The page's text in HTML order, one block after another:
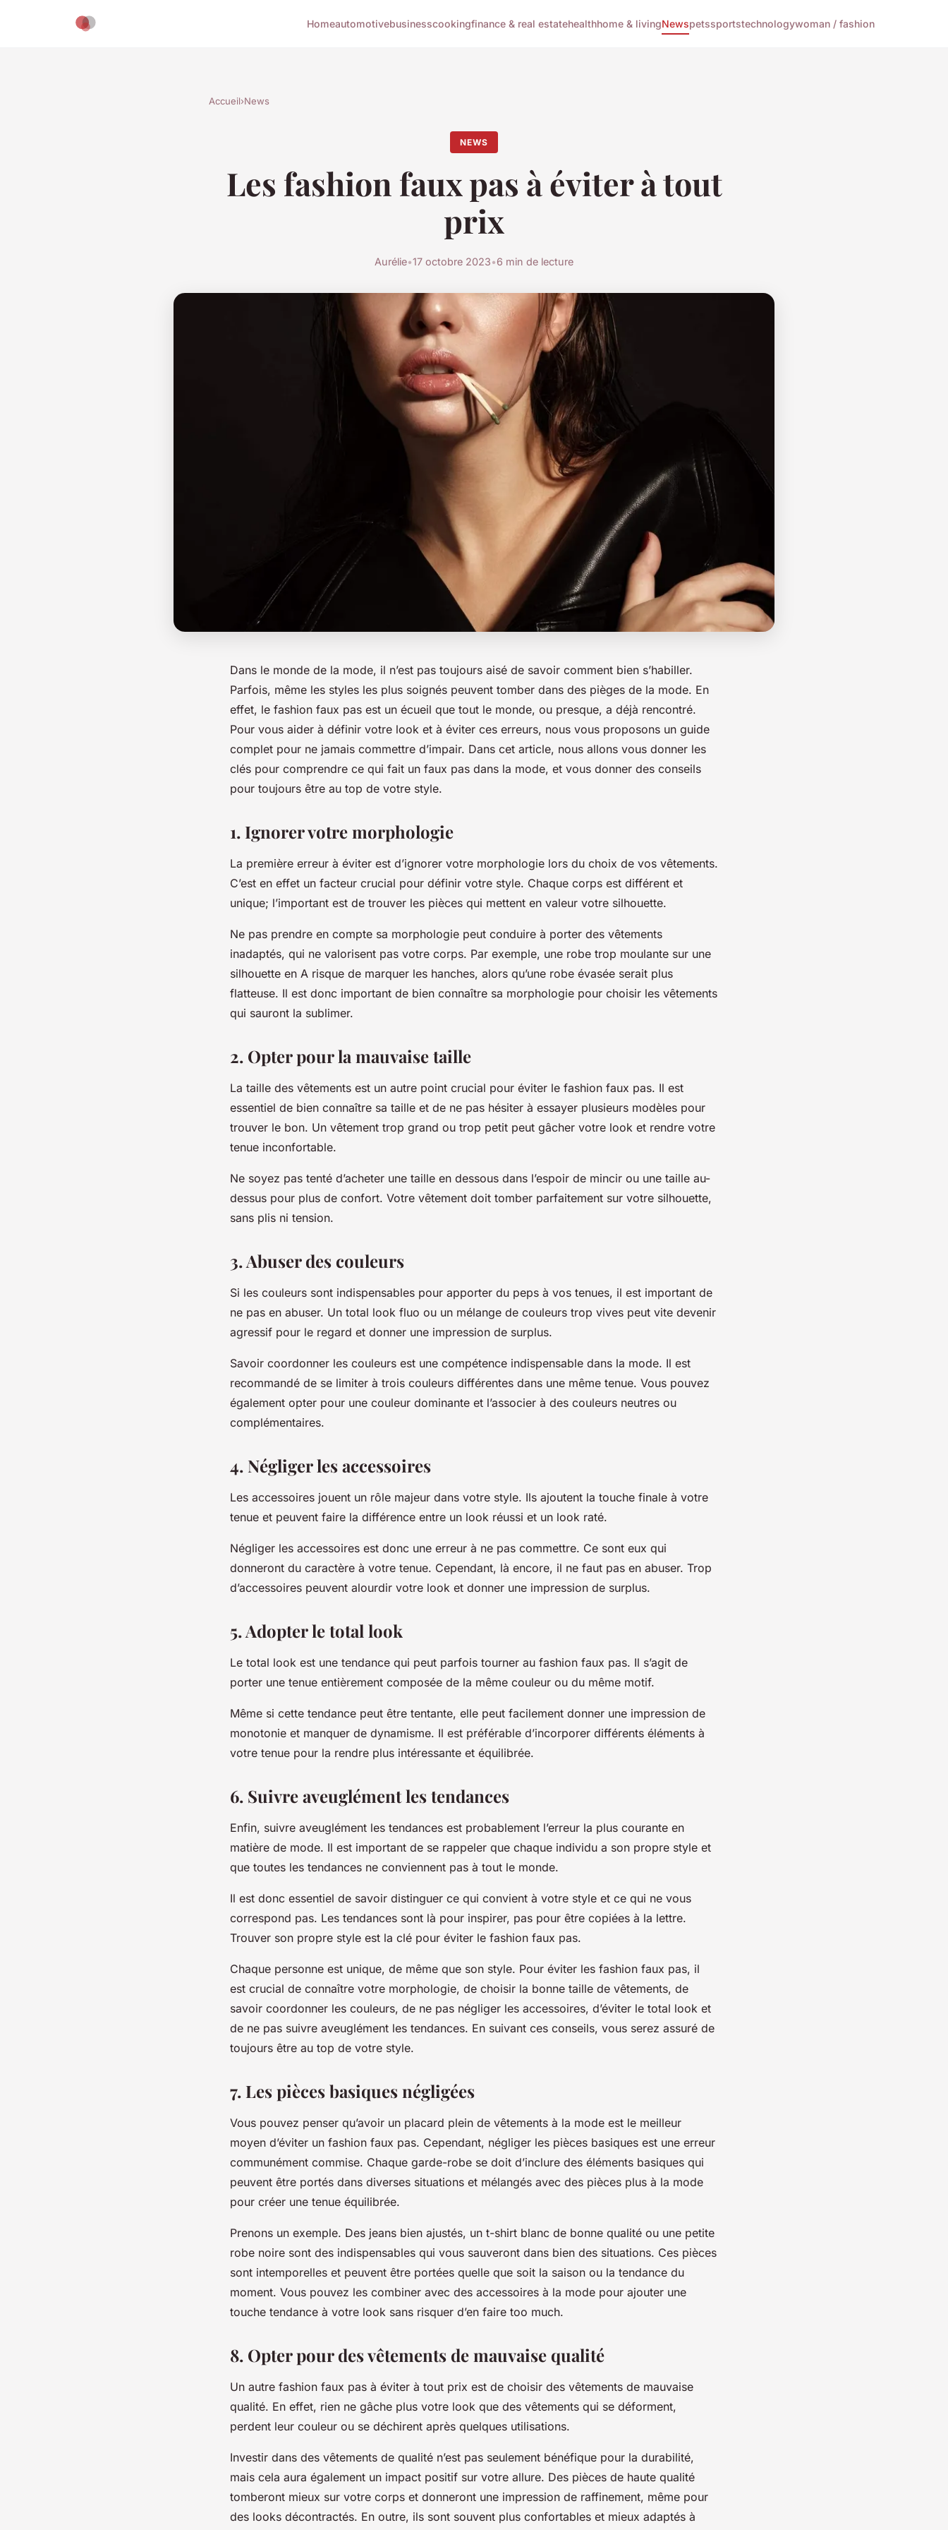
Homeautomotivebusinesscookingfinance & real estatehealthhome & livingNewspetssportstechnologywoman / fashion
Accueil›News
NEWS
Les fashion faux pas à éviter à tout
prix
Aurélie•17 octobre 2023•6 min de lecture
Dans le monde de la mode, il n’est pas toujours aisé de savoir comment bien s’habiller.
Parfois, même les styles les plus soignés peuvent tomber dans des pièges de la mode. En
effet, le fashion faux pas est un écueil que tout le monde, ou presque, a déjà rencontré.
Pour vous aider à définir votre look et à éviter ces erreurs, nous vous proposons un guide
complet pour ne jamais commettre d’impair. Dans cet article, nous allons vous donner les
clés pour comprendre ce qui fait un faux pas dans la mode, et vous donner des conseils
pour toujours être au top de votre style.
1. Ignorer votre morphologie
La première erreur à éviter est d’ignorer votre morphologie lors du choix de vos vêtements.
C’est en effet un facteur crucial pour définir votre style. Chaque corps est différent et
unique; l’important est de trouver les pièces qui mettent en valeur votre silhouette.
Ne pas prendre en compte sa morphologie peut conduire à porter des vêtements
inadaptés, qui ne valorisent pas votre corps. Par exemple, une robe trop moulante sur une
silhouette en A risque de marquer les hanches, alors qu’une robe évasée serait plus
flatteuse. Il est donc important de bien connaître sa morphologie pour choisir les vêtements
qui sauront la sublimer.
2. Opter pour la mauvaise taille
La taille des vêtements est un autre point crucial pour éviter le fashion faux pas. Il est
essentiel de bien connaître sa taille et de ne pas hésiter à essayer plusieurs modèles pour
trouver le bon. Un vêtement trop grand ou trop petit peut gâcher votre look et rendre votre
tenue inconfortable.
Ne soyez pas tenté d’acheter une taille en dessous dans l’espoir de mincir ou une taille au-
dessus pour plus de confort. Votre vêtement doit tomber parfaitement sur votre silhouette,
sans plis ni tension.
3. Abuser des couleurs
Si les couleurs sont indispensables pour apporter du peps à vos tenues, il est important de
ne pas en abuser. Un total look fluo ou un mélange de couleurs trop vives peut vite devenir
agressif pour le regard et donner une impression de surplus.
Savoir coordonner les couleurs est une compétence indispensable dans la mode. Il est
recommandé de se limiter à trois couleurs différentes dans une même tenue. Vous pouvez
également opter pour une couleur dominante et l’associer à des couleurs neutres ou
complémentaires.
4. Négliger les accessoires
Les accessoires jouent un rôle majeur dans votre style. Ils ajoutent la touche finale à votre
tenue et peuvent faire la différence entre un look réussi et un look raté.
Négliger les accessoires est donc une erreur à ne pas commettre. Ce sont eux qui
donneront du caractère à votre tenue. Cependant, là encore, il ne faut pas en abuser. Trop
d’accessoires peuvent alourdir votre look et donner une impression de surplus.
5. Adopter le total look
Le total look est une tendance qui peut parfois tourner au fashion faux pas. Il s’agit de
porter une tenue entièrement composée de la même couleur ou du même motif.
Même si cette tendance peut être tentante, elle peut facilement donner une impression de
monotonie et manquer de dynamisme. Il est préférable d’incorporer différents éléments à
votre tenue pour la rendre plus intéressante et équilibrée.
6. Suivre aveuglément les tendances
Enfin, suivre aveuglément les tendances est probablement l’erreur la plus courante en
matière de mode. Il est important de se rappeler que chaque individu a son propre style et
que toutes les tendances ne conviennent pas à tout le monde.
Il est donc essentiel de savoir distinguer ce qui convient à votre style et ce qui ne vous
correspond pas. Les tendances sont là pour inspirer, pas pour être copiées à la lettre.
Trouver son propre style est la clé pour éviter le fashion faux pas.
Chaque personne est unique, de même que son style. Pour éviter les fashion faux pas, il
est crucial de connaître votre morphologie, de choisir la bonne taille de vêtements, de
savoir coordonner les couleurs, de ne pas négliger les accessoires, d’éviter le total look et
de ne pas suivre aveuglément les tendances. En suivant ces conseils, vous serez assuré de
toujours être au top de votre style.
7. Les pièces basiques négligées
Vous pouvez penser qu’avoir un placard plein de vêtements à la mode est le meilleur
moyen d’éviter un fashion faux pas. Cependant, négliger les pièces basiques est une erreur
communément commise. Chaque garde-robe se doit d’inclure des éléments basiques qui
peuvent être portés dans diverses situations et mélangés avec des pièces plus à la mode
pour créer une tenue équilibrée.
Prenons un exemple. Des jeans bien ajustés, un t-shirt blanc de bonne qualité ou une petite
robe noire sont des indispensables qui vous sauveront dans bien des situations. Ces pièces
sont intemporelles et peuvent être portées quelle que soit la saison ou la tendance du
moment. Vous pouvez les combiner avec des accessoires à la mode pour ajouter une
touche tendance à votre look sans risquer d’en faire too much.
8. Opter pour des vêtements de mauvaise qualité
Un autre fashion faux pas à éviter à tout prix est de choisir des vêtements de mauvaise
qualité. En effet, rien ne gâche plus votre look que des vêtements qui se déforment,
perdent leur couleur ou se déchirent après quelques utilisations.
Investir dans des vêtements de qualité n’est pas seulement bénéfique pour la durabilité,
mais cela aura également un impact positif sur votre allure. Des pièces de haute qualité
tomberont mieux sur votre corps et donneront une impression de raffinement, même pour
des looks décontractés. En outre, ils sont souvent plus confortables et mieux adaptés à